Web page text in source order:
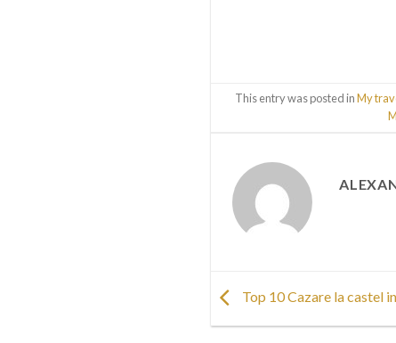
This entry was posted inMy
Top 10 Cazare la castel